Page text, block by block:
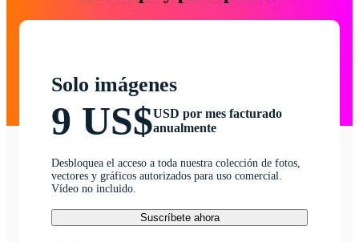
Solo imágenes
9 US$USD por mes facturado
anualmente
Desbloquea el acceso a toda nuestra colección de fotos,
vectores y gráficos autorizados para uso comercial.
Vídeo no incluido.
Suscríbete ahora